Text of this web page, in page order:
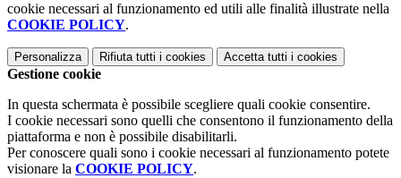
cookie necessari al funzionamento ed utili alle finalità illustrate nella
COOKIE POLICY.
Personalizza Rifiuta tutti i cookies Accetta tutti i cookies
Gestione cookie
In questa schermata è possibile scegliere quali cookie consentire.
I cookie necessari sono quelli che consentono il funzionamento della
piattaforma e non è possibile disabilitarli.
Per conoscere quali sono i cookie necessari al funzionamento potete
visionare la COOKIE POLICY.